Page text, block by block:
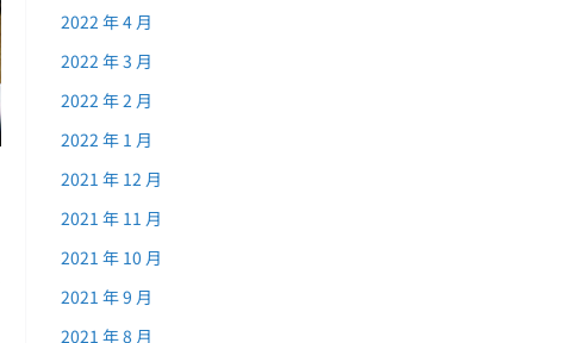
2022 年 4 月
2022 年 3 月
2022 年 2 月
2022 年 1 月
2021 年 12 月
2021 年 11 月
2021 年 10 月
2021 年 9 月
2021 年 8 月